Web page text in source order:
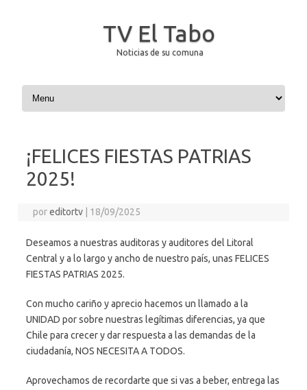
TV El Tabo
Noticias de su comuna
Saltar al contenido
¡FELICES FIESTAS PATRIAS
2025!
poreditortv 18/09/2025
Deseamos a nuestras auditoras y auditores del Litoral
Central y a lo largo y ancho de nuestro país, unas FELICES
FIESTAS PATRIAS 2025.
Con mucho cariño y aprecio hacemos un llamado a la
UNIDAD por sobre nuestras legítimas diferencias, ya que
Chile para crecer y dar respuesta a las demandas de la
ciudadanía, NOS NECESITA A TODOS.
Aprovechamos de recordarte que si vas a beber, entrega las